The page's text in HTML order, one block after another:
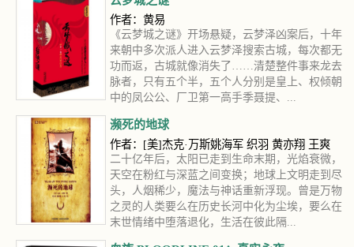
作者：黄易
《云梦城之谜》开场悬疑，云梦泽凶案后，十年
来朝中多次派人进入云梦泽搜索古城，每次都无
功而返，古城就像消失了……清楚整件事来龙去
脉者，只有五个半，五个人分别是皇上、权倾朝
中的凤公公、厂卫第一高手季聂提、...
濒死的地球
作者：[美]杰克·万斯姚海军 织羽 黄亦翔 王爽
二十亿年后，太阳已走到生命末期，光焰衰微，
天空在粉红与深蓝之间变换；地球上文明走到尽
头，人烟稀少，魔法与神话重新浮现。曾是万物
之灵的人类要么在历史长河中化为尘埃，要么在
末世情绪中堕落退化，生活在彼此隔...